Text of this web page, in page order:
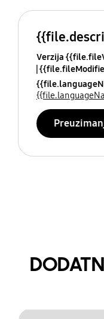
Verzija